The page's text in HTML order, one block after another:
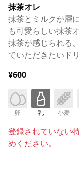
抹茶オレ
抹茶とミルクが層
も可愛らしい抹茶
抹茶が感じられる
でいただきたいド
¥600
卵 乳 小麦
登録されていない
めください。